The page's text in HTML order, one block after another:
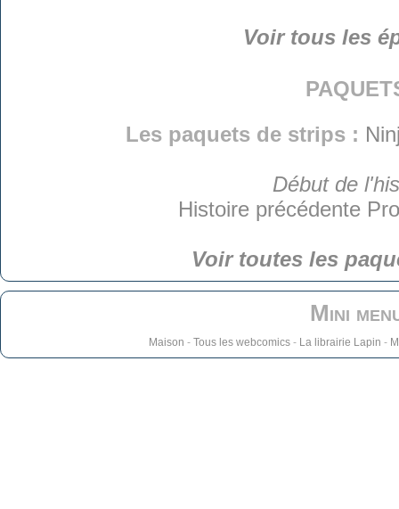
Voir tous les
Les paquets de strips :
Début de
Histoire précédente
Voir toutes les
Mini
Maison - Tous les webcomics- La librairie Lapin -